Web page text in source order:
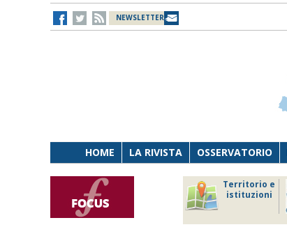
NEWSLETTER
HOME LA RIVISTA OSSERVATORIO
Territorio e
istituzioni